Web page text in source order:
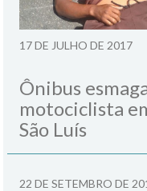
17 DE JULHO DE 2017
Ônibus
motociclista
São Luís
22 DE SETEMBRO DE